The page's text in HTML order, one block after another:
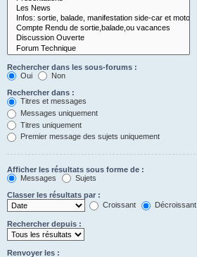
Rechercher dans les sous-forums :
Oui
Non
Rechercher dans :
Titres et messages
Messages uniquement
Titres uniquement
Premier message des sujets uniquement
Afficher les résultats sous forme de :
Messages
Sujets
Classer les résultats par :
Croissant
Décroissant
Rechercher depuis :
Renvoyer les :